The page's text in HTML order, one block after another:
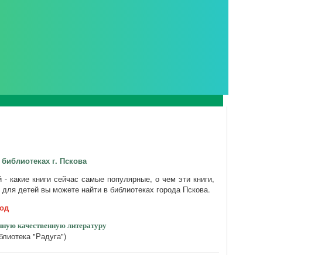
г. Пскова
какие книги сейчас самые популярные, о чем эти книги,
детей вы можете найти в библиотеках города Пскова.
качественную литературу
"Радуга")